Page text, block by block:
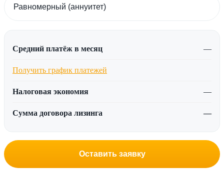
Средний платёж в месяц —
Получить график платежей
Налоговая экономия —
Сумма договора лизинга —
Оставить заявку